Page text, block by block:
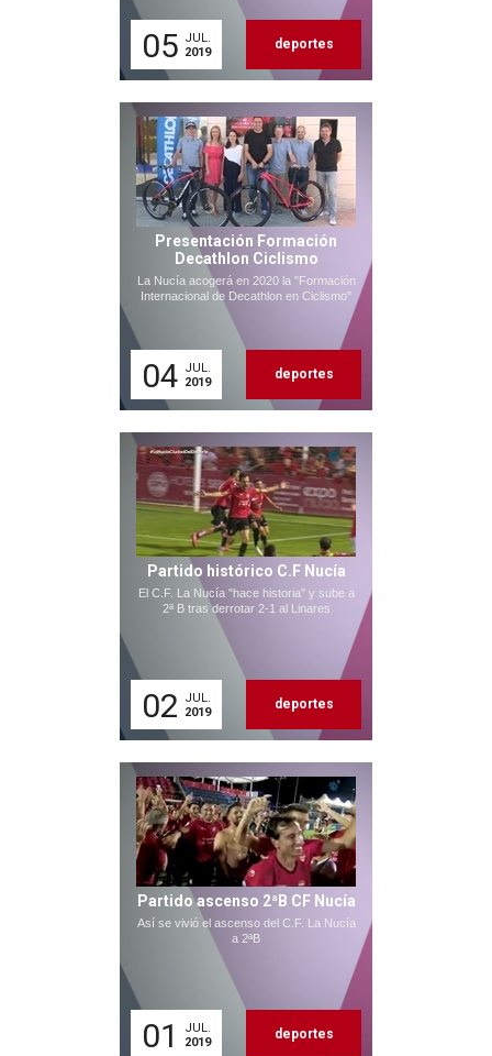
05 JUL.
2019
deportes
Presentación Formación
Decathlon Ciclismo
La Nucía acogerá en 2020 la "Formación
Internacional de Decathlon en Ciclismo"
04 JUL.
2019
deportes
Partido histórico C.F Nucía
El C.F. La Nucía "hace historia" y sube a
2ª B tras derrotar 2-1 al Linares
02
JUL.
2019
deportes
Partido ascenso 2ªB CF Nucía
Así se vivió el ascenso del C.F. La Nucía
a 2ªB
01
JUL.
2019
deportes